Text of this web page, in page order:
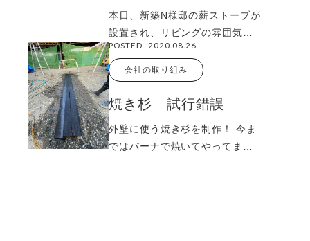
本日、新築N様邸の薪ストーブが
設置され、リビングの雰囲気も
ガラリと変わりました！ 揺らめ
く火にはリラ
POSTED . 2020.08.26
焼き杉 試行錯誤
外壁に使う焼き杉を制作！ 今ま
ではバーナで焼いてやってまし
会社の取り組み